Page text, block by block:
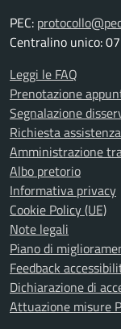
PEC:
Centralino unico:
Leggi le FAQ
Prenotazione
Segnalazione
Richiesta assistenza
Amministrazione
Albo pretorio
Informativa privacy
Cookie Policy (UE)
Note legali
Piano di
Feedback
Dichiarazione di
Attuazione misure